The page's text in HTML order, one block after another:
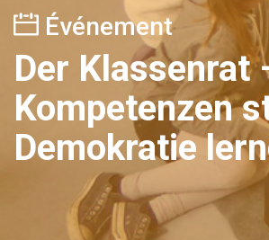
Événement
Der Klassenrat
Kompetenzen
Demokratie